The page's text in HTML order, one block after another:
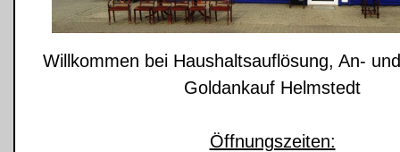
Willkommen bei Haushaltsauflösung, An-
Goldankauf Helmstedt
Öffnungszeiten: